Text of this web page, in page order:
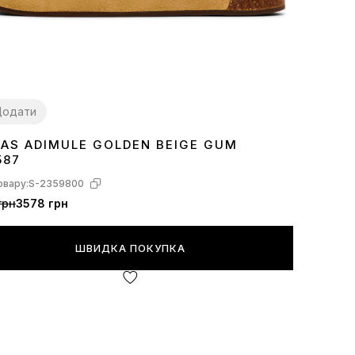
43
ADIMULE GOLDEN BEIGE GUM
S-2359800
3578 грн
ШВИДКА ПОКУПКА